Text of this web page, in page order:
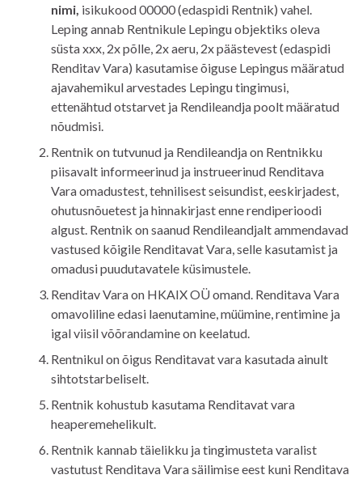
nimi isikukood00000(edaspidi Rentnik) vahel.
Leping annab Rentnikule Lepingu objektiks oleva
süsta xxx , 2x põlle, 2xaeru, 2x päästevest(edaspidi
Renditav Vara) kasutamise õiguse Lepingus määratud
ajavahemikul arvestades Lepingu tingimusi,
ettenähtud otstarvet ja Rendileandja poolt määratud
nõudmisi.
Rentnik on tutvunud ja Rendileandja on Rentnikku
piisavalt informeerinud ja instrueerinud Renditava
Vara omadustest, tehnilisest seisundist, eeskirjadest,
ohutusnõuetest ja hinnakirjast enne rendiperioodi
algust. Rentnik on saanud Rendileandjalt ammendavad
vastused kõigile Renditavat Vara, selle kasutamist ja
omadusi puudutavatele küsimustele.
Renditav Vara on HKAIX OÜ omand. Renditava Vara
omavoliline edasi laenutamine, müümine, rentimine ja
igal viisil võõrandamine on keelatud.
Rentnikul on õigus Renditavat vara kasutada ainult
sihtotstarbeliselt.
Rentnik kohustub kasutama Renditavat vara
heaperemehelikult.
Rentnik kannab täielikku ja tingimusteta varalist
vastutust Renditava Vara säilimise eest kuni Renditava